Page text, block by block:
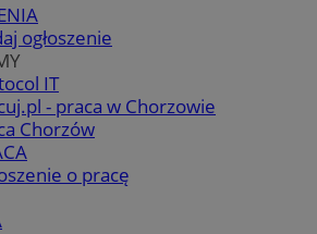
ogłoszenie
IT
- praca w Chorzowie
Chorzów
o pracę